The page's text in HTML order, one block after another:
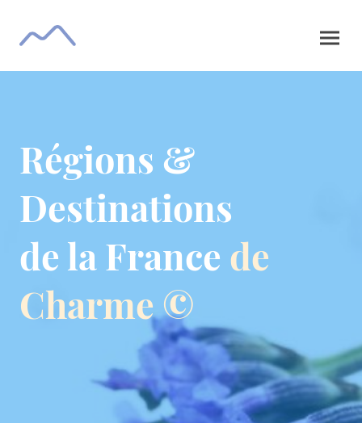
Régions &
Destinations
de la France de
Charme ©